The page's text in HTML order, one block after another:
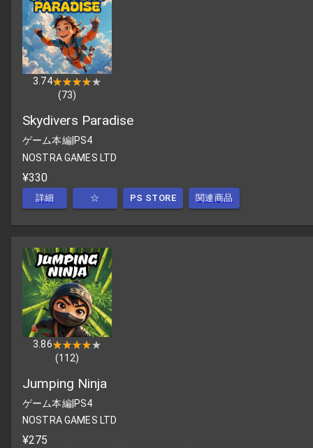
3.74★★★★★
★★★★★
(73)
Skydivers Paradise
ゲーム本編| PS4
NOSTRA GAMES LTD
¥330
詳細 ☆ PS STORE 関連商品
3.86★★★★★
★★★★★
(112)
Jumping Ninja
ゲーム本編|PS4
NOSTRA GAMES LTD
¥275